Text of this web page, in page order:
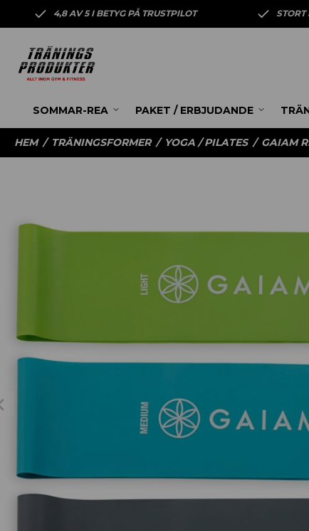
4,8 AV 5 I BETYG PÅ TRUSTPILOT STORT
SOMMAR-REA PAKET / ERBJUDANDE
HEM / TRÄNINGSFORMER / YOGA / PILATES / GAIAM